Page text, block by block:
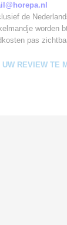
de
worden
pas
UW REVIEW TE